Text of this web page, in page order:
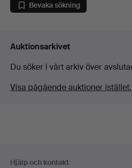
Bevaka sökning
Auktionsarkivet
Du söker i vårt arkiv över
Visa pågående auktioner istället.
Hjälp och kontakt